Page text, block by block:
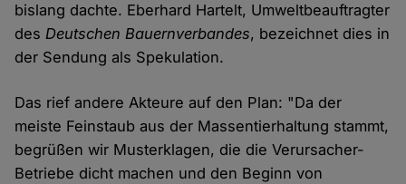
bislang dachte. Eberhard Hartelt, Umweltbeauftragter
desDeutschen Bauernverbandes, bezeichnet dies in
der Sendung als Spekulation.
Das rief andere Akteure auf den Plan: "Da der
meiste Feinstaub aus der Massentierhaltung stammt,
begrüßen wir Musterklagen, die die Verursacher-
Betriebe dicht machen und den Beginn von